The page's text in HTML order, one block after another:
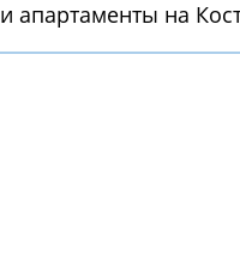
апартаменты на